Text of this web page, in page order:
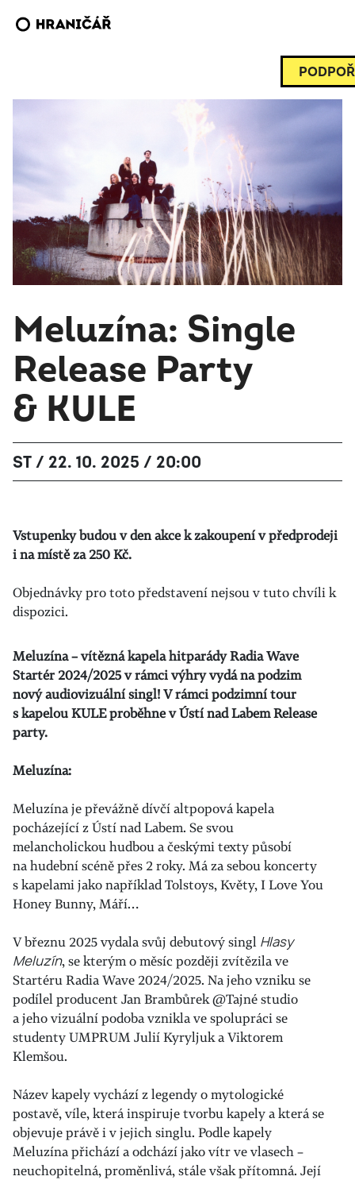
Meluzína: Single
Release Party
& KULE
ST / 22. 10. 2025 / 20:00
Vstupenky budou v den akce k zakoupení v předprodeji
i na místě za250 Kč.
Objednávky pro toto představení nejsou v tuto chvíli k
dispozici.
Meluzína – vítězná kapela hitparády Radia Wave
Startér 2024/2025 v rámci výhry vydá na podzim
nový audiovizuální singl! V rámci podzimní tour
s kapelou KULE proběhne v Ústí nad Labem Release
party.
Meluzína:
Meluzína je převážně dívčí altpopová kapela
pocházející z Ústí nad Labem. Se svou
melancholickou hudbou a českými texty působí
na hudební scéně přes 2 roky. Má za sebou koncerty
s kapelami jako například Tolstoys, Květy, I Love You
Honey Bunny, Máří…
V březnu 2025 vydala svůj debutový singl Hlasy
Meluzín, se kterým o měsíc později zvítězila ve
Startéru Radia Wave 2024/2025. Na jeho vzniku se
podílel producent Jan Brambůrek @Tajné studio
a jeho vizuální podoba vznikla ve spolupráci se
studenty UMPRUM Julií Kyryljuk a Viktorem
Klemšou.
Název kapely vychází z legendy o mytologické
postavě, víle, která inspiruje tvorbu kapely a která se
objevuje právě i v jejich singlu. Podle kapely
Meluzína přichází a odchází jako vítr ve vlasech –
neuchopitelná, proměnlivá, stále však přítomná. Její